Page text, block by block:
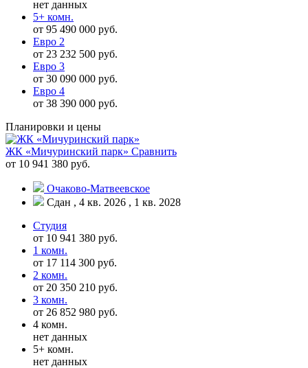
нет данных
5+ комн.
от 95 490 000 руб.
Евро 2
от 23 232 500 руб.
Евро 3
от 30 090 000 руб.
Евро 4
от 38 390 000 руб.
Планировки и цены
ЖК «Мичуринский парк» Сравнить
от 10 941 380 руб.
Очаково-Матвеевское
Сдан , 4 кв. 2026 , 1 кв. 2028
Студия
от 10 941 380 руб.
1 комн.
от 17 114 300 руб.
2 комн.
от 20 350 210 руб.
3 комн.
от 26 852 980 руб.
4 комн.
нет данных
5+ комн.
нет данных